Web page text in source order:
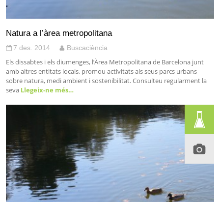
Natura a l’àrea metropolitana
7 des. 2014 Buscaciència
Els dissabtes i els diumenges, l’Àrea Metropolitana de Barcelona junt
amb altres entitats locals, promou activitats als seus parcs urbans
sobre natura, medi ambient i sostenibilitat. Consulteu regularment la
seva Llegeix-ne més…